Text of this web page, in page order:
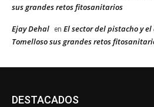
sus grandes retos fitosanitarios
Ejay Dehal en El sector del pistacho y
Tomelloso sus grandes retos
DESTACADOS